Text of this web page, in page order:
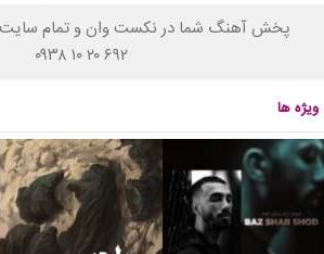
پخش آهنگ شما در نکست وان و تمام سایت
۰۹۳۸ ۱۰ ۲۰ ۶۹۲
ویژه ها